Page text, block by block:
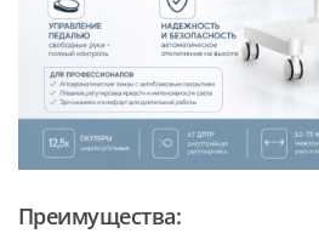
Преимущества: